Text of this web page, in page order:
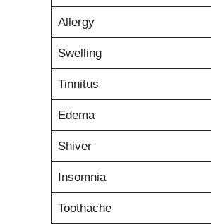
Allergy
Swelling
Tinnitus
Edema
Shiver
Insomnia
Toothache